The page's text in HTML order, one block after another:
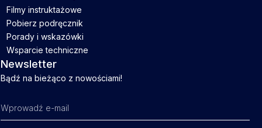
Filmy instruktażowe
Pobierz podręcznik
Porady i wskazówki
Wsparcie techniczne
Newsletter
Bądź na bieżąco z nowościami!